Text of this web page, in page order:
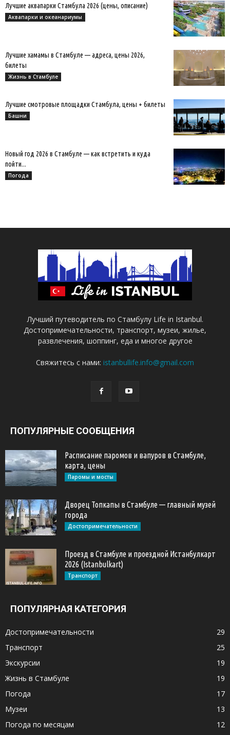
Лучшие аквапарки Стамбула 2026 (цены, описание)
Аквапарки и океанариумы
Лучшие хамамы в Стамбуле — адреса, цены 2026,
билеты
Жизнь в Стамбуле
Лучшие смотровые площадки Стамбула, цены + билеты
Башни
Новый год 2026 в Стамбуле — как встретить и куда
пойти...
Погода
Лучший путеводитель по Стамбулу Life in Istanbul.
Достопримечательности, транспорт, музеи, жилье,
развлечения, шоппинг, еда и многое другое
Свяжитесь с нами: istanbullife.info@gmail.com
ПОПУЛЯРНЫЕ СООБЩЕНИЯ
Расписание паромов и вапуров в Стамбуле,
карта, цены
Паромы и мосты
Дворец Топкапы в Стамбуле — главный музей
города
Достопримечательности
Проезд в Стамбуле и проездной Истанбулкарт
2026 (Istanbulkart)
Транспорт
ПОПУЛЯРНАЯ КАТЕГОРИЯ
Достопримечательности
29
Транспорт
25
Экскурсии
19
Жизнь в Стамбуле
19
Погода
17
Музеи
13
Погода по месяцам
12